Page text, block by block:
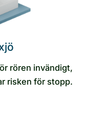
rören invändigt,
risken för stopp.